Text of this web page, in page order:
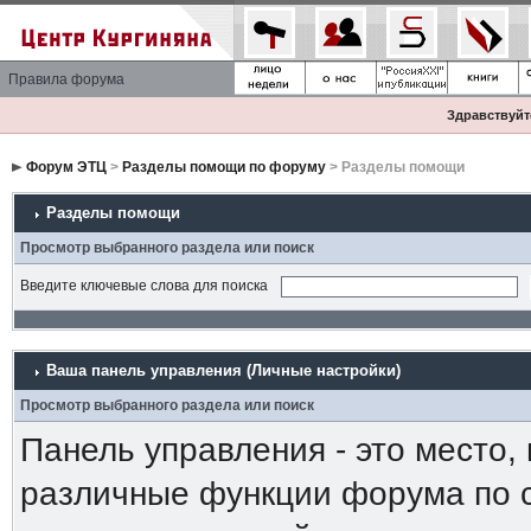
Правила форума
Форум ЭТЦ> Разделы помощи по форуму> Разделы помощи
Разделы помощи
Просмотр выбранного раздела или поиск
Введите ключевые слова для поиска
Ваша панель управления (Личные настройки)
Просмотр выбранного раздела или поиск
Панель управления - это
различные функции форума по